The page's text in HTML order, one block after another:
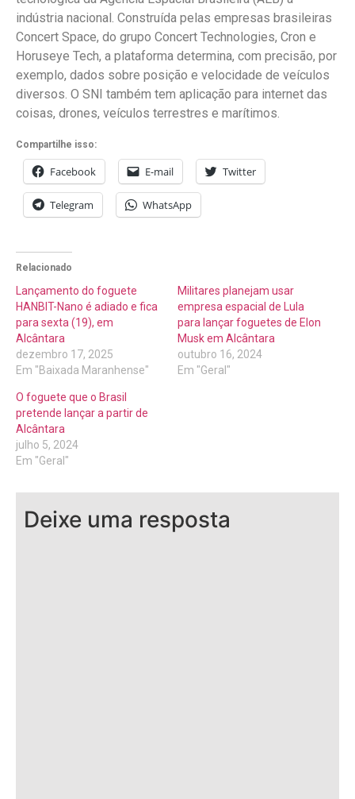
indústria nacional. Construída pelas empresas brasileiras
Concert Space, do grupo Concert Technologies, Cron e
Horuseye Tech, a plataforma determina, com precisão, por
exemplo, dados sobre posição e velocidade de veículos
diversos. O SNI também tem aplicação para internet das
coisas, drones, veículos terrestres e marítimos.
Compartilhe isso:
Facebook E-mail Twitter
Telegram WhatsApp
Relacionado
Lançamento do foguete
HANBIT-Nano é adiado e fica
para sexta (19), em
Alcântara
dezembro 17, 2025
Em "Baixada Maranhense"
Militares planejam usar
empresa espacial de Lula
para lançar foguetes de Elon
Musk em Alcântara
outubro 16, 2024
Em "Geral"
O foguete que o Brasil
pretende lançar a partir de
Alcântara
julho 5, 2024
Em "Geral"
Deixe uma resposta